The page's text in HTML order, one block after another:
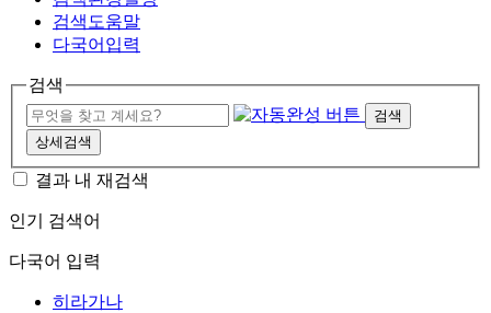
검색도움말
다국어입력
검색
검색
상세검색
결과 내 재검색
인기 검색어
다국어 입력
히라가나